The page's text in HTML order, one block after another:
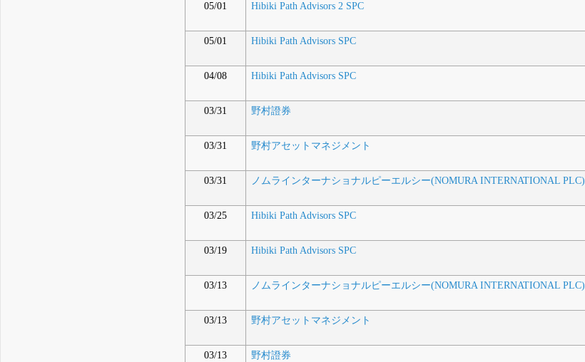
05/01 Hibiki Path Advisors 2 SPC
05/01 Hibiki Path Advisors SPC
04/08 Hibiki Path Advisors SPC
03/31 野村證券
03/31 野村アセットマネジメント
03/31 ノムラインターナショナルピーエルシー(NOMURA INTERNATIONAL PLC)
03/25 Hibiki Path Advisors SPC
03/19 Hibiki Path Advisors SPC
03/13 ノムラインターナショナルピーエルシー(NOMURA INTERNATIONAL PLC)
03/13 野村アセットマネジメント
03/13 野村證券